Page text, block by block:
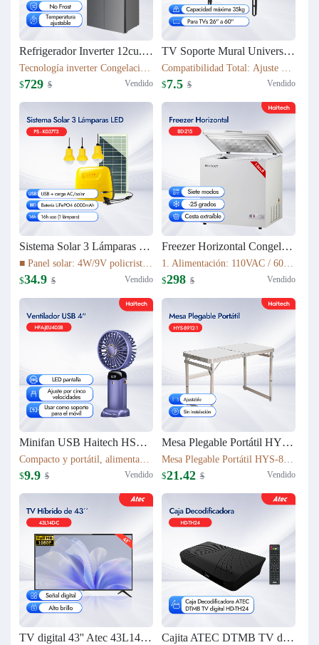
Refrigerador Inverter 12cu.ft (337L) 4 puertas HRF-AM48
Tecnología inverter Congelación: 112L Refrigeración: 225L Dimensión: W79.5*D63*H180(cm) Peso neto/bruto: 79KG / 87KG
$729 $ Vendido
TV Soporte Mural Universal 26"-60" | 35kg Capacidad | T50S
Compatibilidad Total: Ajuste perfecto para TVs 26" a 60" Robustez Industrial: Capacidad máxima 35kg con chasis de acero 1.1mm
$7.5 $ Vendido
Sistema Solar 3 Lámparas LED PS-K037T3
■ Panel solar: 4W/9V policristalino con cable de 5 m ■ Batería: 16Wh LiFePO4 (3.2V/6000mAh) ■ Fuente de luz: 3 bombillas LED de 1W ■ Cable de luz: cable de 5 m con interruptor de encendido/apagado ■ Tiempo de carga: 5–6 h bajo luz solar suficiente
$34.9 $ Vendido
Freezer Horizontal Congelador Nevera 7.6cu.ft (215L) BD-215C
1. Alimentación: 110VAC / 60Hz 2. Refrigerante: R600a 3. Color: Blanco Nieve 4. Condensador: Externo 5. Dimensiones: 895x590x850mm 6. Incluye Cesta Esmaltada
$298 $ Vendido
Minifan USB Haitech HSF-N15
Compacto y portátil, alimentación por USB. Rotación de 360° para ajustar la dirección del viento. Pantalla LED que muestra la velocidad. 5 niveles de velocidad ajustables. También funciona como soporte para móvil. 5 colores disponibles según inventario.
$9.9 $ Vendido
Mesa Plegable Portátil HYS-8912-1
Mesa Plegable Portátil HYS-8912-1 80*40*75cm & 4900g Ajustable Sin instalación
$21.42 $ Vendido
TV digital 43'' Atec 43L14D-C Cajita ATEC DTMB TV digital HD-TH24